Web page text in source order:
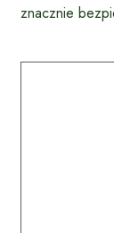
znacznie